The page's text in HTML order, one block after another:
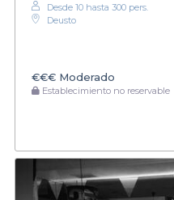
Desde 10 hasta 300 pers.
Deusto
€€€ Moderado
Establecimiento no reservable